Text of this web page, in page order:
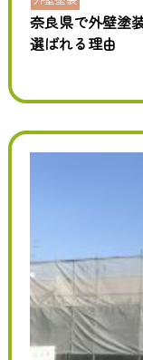
奈良県で外壁塗
選ばれる理由